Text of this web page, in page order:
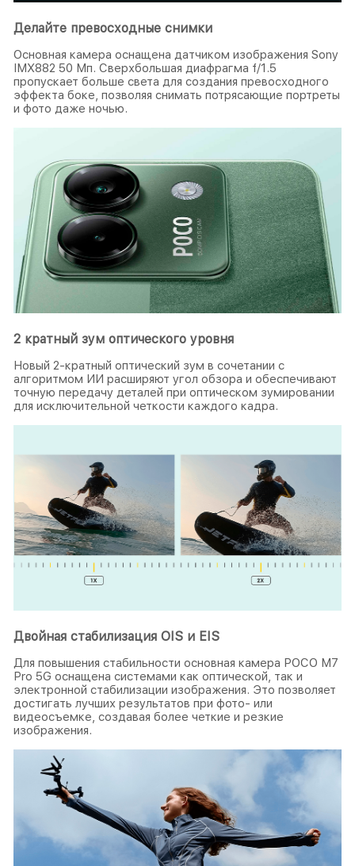
Делайте превосходные снимки
Основная камера оснащена датчиком изображения Sony
IMX882 50 Мп. Сверхбольшая диафрагма f/1.5
пропускает больше света для создания превосходного
эффекта боке, позволяя снимать потрясающие портреты
и фото даже ночью.
2 кратный зум оптического уровня
Новый 2-кратный оптический зум в сочетании с
алгоритмом ИИ расширяют угол обзора и обеспечивают
точную передачу деталей при оптическом зумировании
для исключительной четкости каждого кадра.
Двойная стабилизация OIS и EIS
Для повышения стабильности основная камера POCO M7
Pro 5G оснащена системами как оптической, так и
электронной стабилизации изображения. Это позволяет
достигать лучших результатов при фото- или
видеосъемке, создавая более четкие и резкие
изображения.